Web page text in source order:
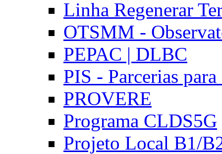
Linha Regenerar
OTSMM -
PEPAC | DLBC
PIS - Parcerias
PROVERE
Programa CLDS5G
Projeto Local B1/